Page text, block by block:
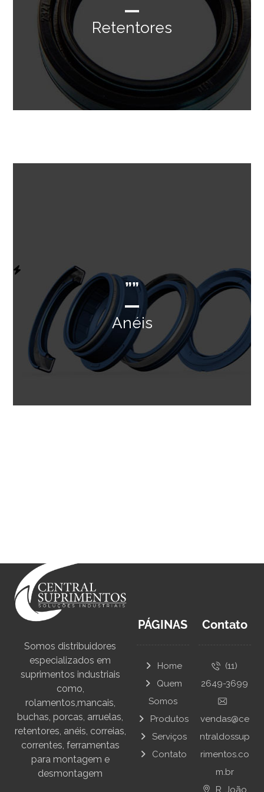
Retentores
””
Anéis
Somos distribuidores
especializados em
suprimentos industriais
como,
rolamentos,mancais,
buchas, porcas, arruelas,
retentores, anéis, correias,
correntes, ferramentas
para montagem e
desmontagem
PÁGINAS
Home
Quem
Somos
Produtos
Serviços
Contato
Contato
(11)
2649-3699
vendas@ce
ntraldossup
rimentos.co
m.br
R. João